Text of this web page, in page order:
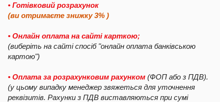
• Готівковий розрахунок
(ви отримаєте знижку 3% )
• Онлайн оплата на сайті карткою;
(виберіть на сайті спосіб "онлайн оплата банківською
картою")
• Оплата за розрахунковим рахунком (ФОП або з ПДВ).
(у цьому випадку менеджер звяжеться для уточнення
реквізитів. Рахунки з ПДВ виставляються при сумі